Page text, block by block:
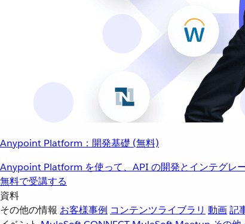
Anypoint Platform：開発基礎 (無料)
Anypoint Platform を使って、API の開発とインテグレ
無料で受講する
資料
その他の情報 お客様事例 コンテンツライブラリ 動画記